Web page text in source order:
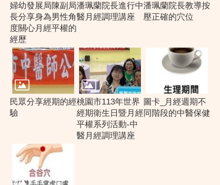
婦幼發展局陳副局
長分享身為男性角
度關心月經平權的
經歷
潘珮蘭院長進行中
醫月經調理講座
潘珮蘭院長教導按
壓正確的穴位
民眾分享經期的經
驗
桃園市113年世界
經期衛生日暨月經
平權系列活動-中
醫月經調理講座
圖卡_月經週期不
同階段的中醫保健